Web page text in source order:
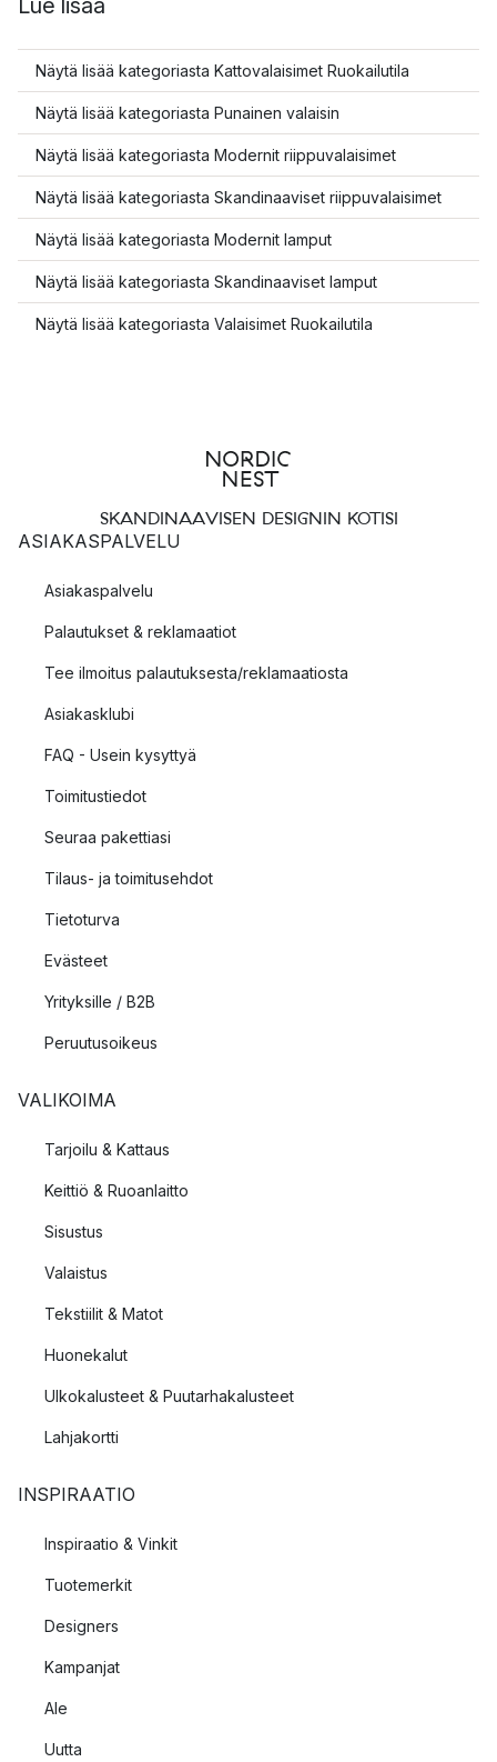
Lue lisää
Näytä lisää kategoriasta Kattovalaisimet Ruokailutila
Näytä lisää kategoriasta Punainen valaisin
Näytä lisää kategoriasta Modernit riippuvalaisimet
Näytä lisää kategoriasta Skandinaaviset riippuvalaisimet
Näytä lisää kategoriasta Modernit lamput
Näytä lisää kategoriasta Skandinaaviset lamput
Näytä lisää kategoriasta Valaisimet Ruokailutila
SKANDINAAVISEN DESIGNIN KOTISI
ASIAKASPALVELU
Asiakaspalvelu
Palautukset & reklamaatiot
Tee ilmoitus palautuksesta/reklamaatiosta
Asiakasklubi
FAQ - Usein kysyttyä
Toimitustiedot
Seuraa pakettiasi
Tilaus- ja toimitusehdot
Tietoturva
Evästeet
Yrityksille / B2B
Peruutusoikeus
VALIKOIMA
Tarjoilu & Kattaus
Keittiö & Ruoanlaitto
Sisustus
Valaistus
Tekstiilit & Matot
Huonekalut
Ulkokalusteet & Puutarhakalusteet
Lahjakortti
INSPIRAATIO
Inspiraatio & Vinkit
Tuotemerkit
Designers
Kampanjat
Ale
Uutta